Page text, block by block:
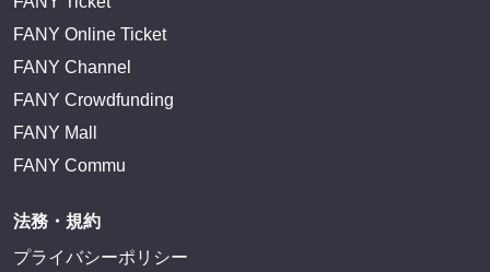
FANY Online Ticket
FANY Channel
FANY Crowdfunding
FANY Mall
FANY Commu
法務・規約
プライバシーポリシー